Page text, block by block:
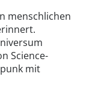
menschlichen
Science-
mit